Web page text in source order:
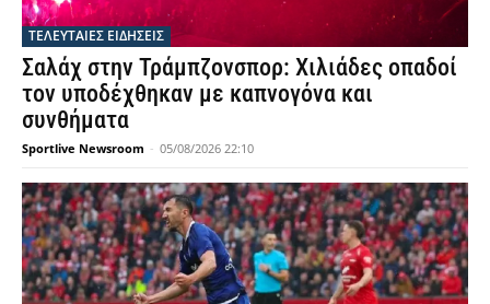
ΤΕΛΕΥΤΑΙΕΣ ΕΙΔΗΣΕΙΣ
Σαλάχ στην Τράμπζονσπορ: Χιλιάδες οπαδοί
τον υποδέχθηκαν με καπνογόνα και
συνθήματα
Sportlive Newsroom - 05/08/2026 22:10